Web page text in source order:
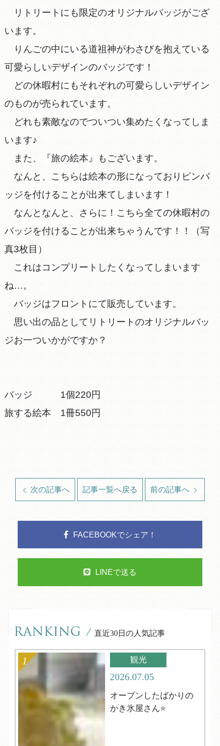
リトリートにも限定のオリジナルバッジがござ
います。
りんごの中にいる道祖神がわさびを抱えている
可愛らしいデザインのバッジです！
どの休暇村にもそれぞれの可愛らしいデザイン
のものが売られています。
どれも素敵なのでついつい集めたくなってしま
います♪
また、『旅の絵本』もございます。
なんと、こちらは絵本の形になっておりピンバ
ッジを付けることが出来てしまいます！
なんとなんと、さらに！こちら全ての休暇村の
バッジを付けることが出来ちゃうんです！！（写
真3枚目）
これはコンプリートしたくなってしまいます
ね…。
バッジはフロントにて販売しています。
思い出の品としてリトリートのオリジナルバッ
ジお一ついかがですか？
バッジ 1個220円
旅する絵本 1冊550円
次の記事へ 記事一覧へ戻る 前の記事へ
FACEBOOKでシェア！
LINEで送る
RANKING / 直近30日の人気記事
観光
2026.07.05
オープンしたばかりの
かき氷屋さん⭐